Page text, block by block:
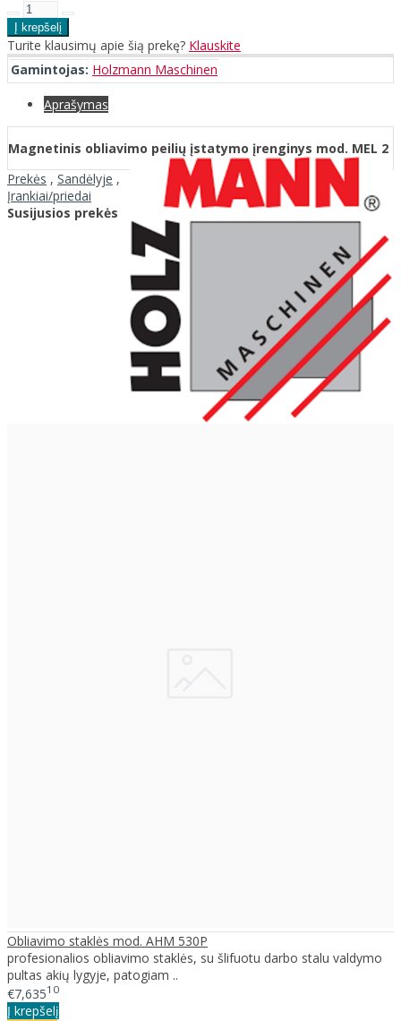
Turite klausimų apie šią prekę? Klauskite
Gamintojas: Holzmann Maschinen
Aprašymas
Magnetinis obliavimo peilių įstatymo įrenginys mod. MEL 2
Prekės , Sandėlyje ,
Įrankiai/priedai
Susijusios prekės
Obliavimo staklės mod. AHM 530P
profesionalios obliavimo staklės, su šlifuotu darbo stalu valdymo
pultas akių lygyje, patogiam ..
€7,63510
Į krepšelį